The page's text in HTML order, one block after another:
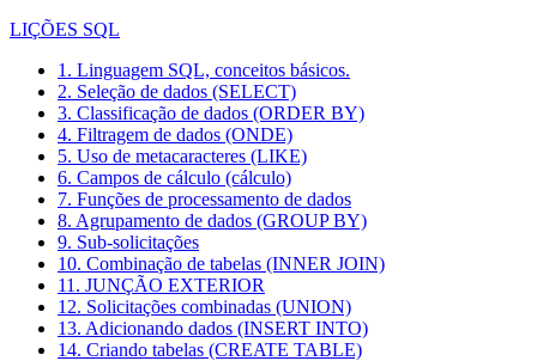
LIÇÕES SQL
1. Linguagem SQL, conceitos básicos.
2. Seleção de dados (SELECT)
3. Classificação de dados (ORDER BY)
4. Filtragem de dados (ONDE)
5. Uso de metacaracteres (LIKE)
6. Campos de cálculo (cálculo)
7. Funções de processamento de dados
8. Agrupamento de dados (GROUP BY)
9. Sub-solicitações
10. Combinação de tabelas (INNER JOIN)
11. JUNÇÃO EXTERIOR
12. Solicitações combinadas (UNION)
13. Adicionando dados (INSERT INTO)
14. Criando tabelas (CREATE TABLE)